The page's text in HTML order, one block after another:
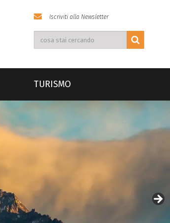
Iscriviti alla Newsletter
TURISMO